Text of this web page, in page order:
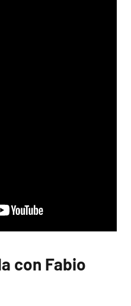
con Fabio